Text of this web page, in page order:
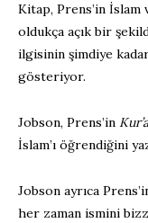
Kitap, Prens’in İslam
oldukça açık bir
ilgisinin şimdiye
gösteriyor.
Jobson, Prens’in
İslam’ı öğrendiğini
Jobson ayrıca
her zaman ismini